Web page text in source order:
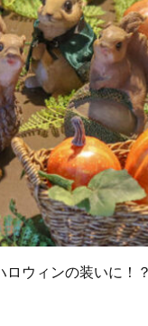
ウィンの装いに！